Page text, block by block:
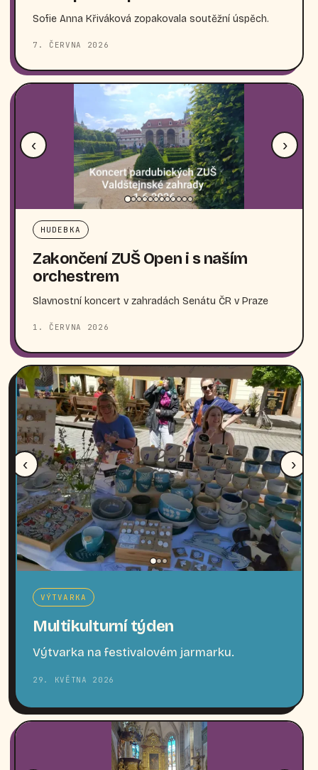
Sofie Anna Křiváková zopakovala soutěžní úspěch.
7. ČERVNA 2026
‹ ›
HUDEBKA
Zakončení ZUŠ Open i s naším
orchestrem
Slavnostní koncert v zahradách Senátu ČR v Praze
1. ČERVNA 2026
‹ ›
VÝTVARKA
Multikulturní týden
Výtvarka na festivalovém jarmarku.
29. KVĚTNA 2026